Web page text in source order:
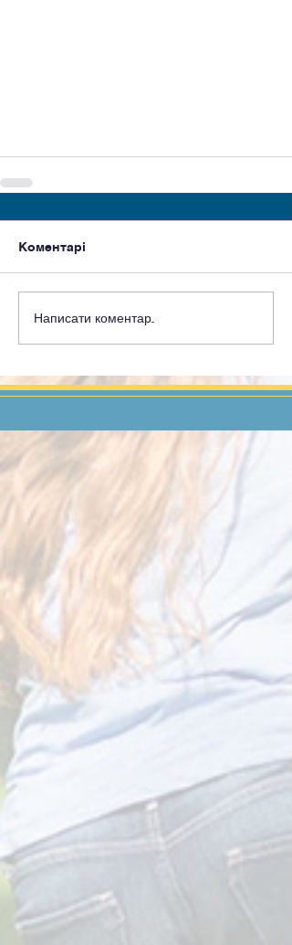
Коментарі
Написати коментар...